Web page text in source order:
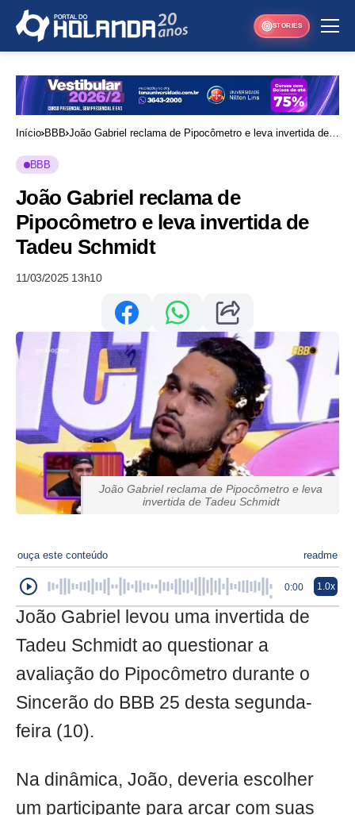
STORIES
Início BBB João Gabriel reclama de Pipocômetro e leva invertida de
BBB
João Gabriel reclama de
Pipocômetro e leva invertida de
Tadeu Schmidt
11/03/2025 13h10
João Gabriel reclama de Pipocômetro e leva
invertida de Tadeu Schmidt
ouça este conteúdo readme
0:00 1.0x
João Gabriel levou uma invertida de
Tadeu Schmidt ao questionar a
avaliação do Pipocômetro durante o
Sincerão do BBB 25 desta segunda-
feira (10).
Na dinâmica, João, deveria escolher
um participante para arcar com suas